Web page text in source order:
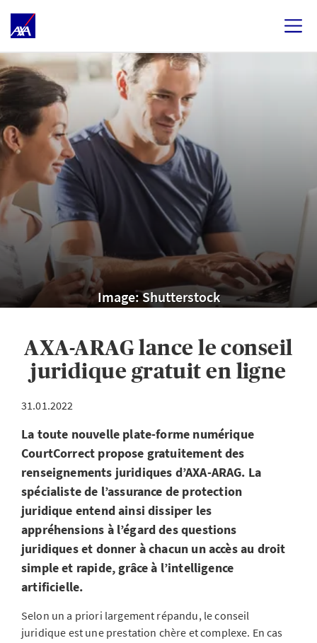
Image: Shutterstock
AXA-ARAG lance le conseil
juridique gratuit en ligne
31.01.2022
La toute nouvelle plate-forme numérique
CourtCorrect propose gratuitement des
renseignements juridiques d’AXA-ARAG. La
spécialiste de l’assurance de protection
juridique entend ainsi dissiper les
appréhensions à l’égard des questions
juridiques et donner à chacun un accès au droit
simple et rapide, grâce à l’intelligence
artificielle.
Selon un a priori largement répandu, le conseil
juridique est une prestation chère et complexe. En cas